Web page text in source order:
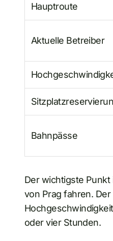
Hauptroute
Aktuelle Betreiber
Bahnpässe
Der wichtigste
von Prag fahren.
oder vier Stunden.